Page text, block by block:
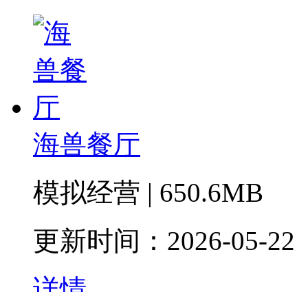
海兽餐厅
模拟经营 | 650.6MB
更新时间：2026-05-22